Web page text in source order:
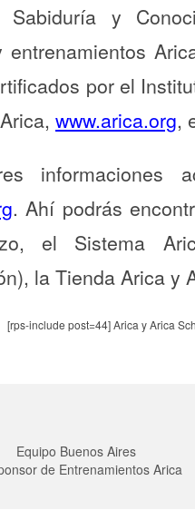
Sabiduría y
entrenamientos
por el
www.arica.org,
. Ahí podrás
el Sistema
la Tienda Arica y
[rps-include post=44] Arica y Arica
Equipo Buenos Aires
de Entrenamientos Arica